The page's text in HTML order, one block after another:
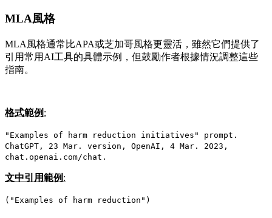
MLA風格
MLA風格通常比APA或芝加哥風格更靈活，雖然它們提供了
引用常用AI工具的具體示例，但鼓勵作者根據情況調整這些
指南。
格式範例 :
"Examples of harm reduction initiatives" prompt.
ChatGPT, 23 Mar. version, OpenAI, 4 Mar. 2023,
chat.openai.com/chat.
文中引用範例 :
("Examples of harm reduction")